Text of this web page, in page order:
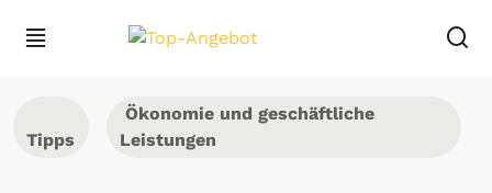
Tipps
Ökonomie und geschäftliche
Leistungen